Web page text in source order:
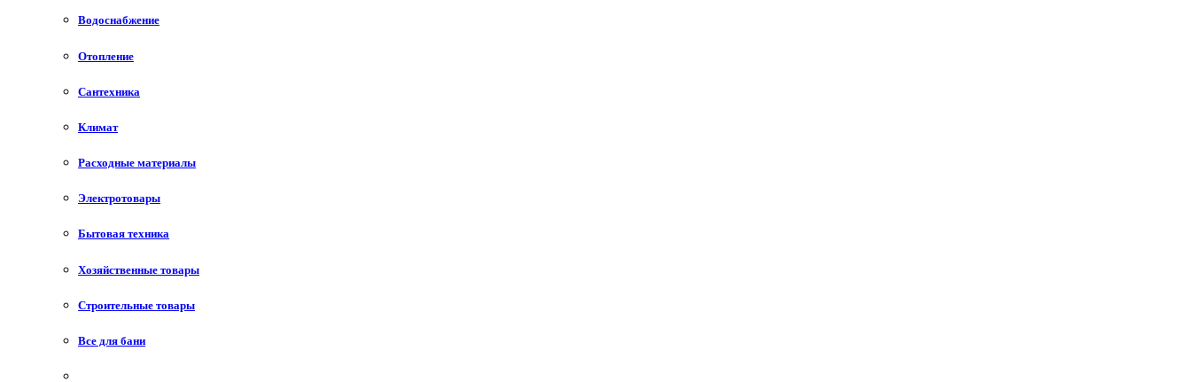
Водоснабжение
Отопление
Сантехника
Климат
Расходные материалы
Электротовары
Бытовая техника
Хозяйственные товары
Строительные товары
Все для бани